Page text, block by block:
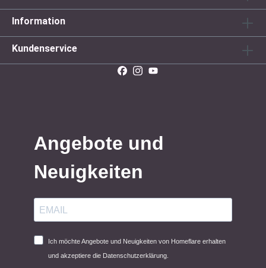
Information
Kundenservice
Angebote und
Neuigkeiten
Ich möchte Angebote und Neuigkeiten von Homeflare erhalten
und akzeptiere die Datenschutzerklärung.